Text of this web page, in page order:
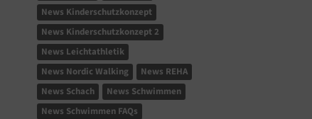
News Kinderschutzkonzept
News Kinderschutzkonzept 2
News Leichtathletik
News Nordic Walking
News REHA
News Schach
News Schwimmen
News Schwimmen FAQs